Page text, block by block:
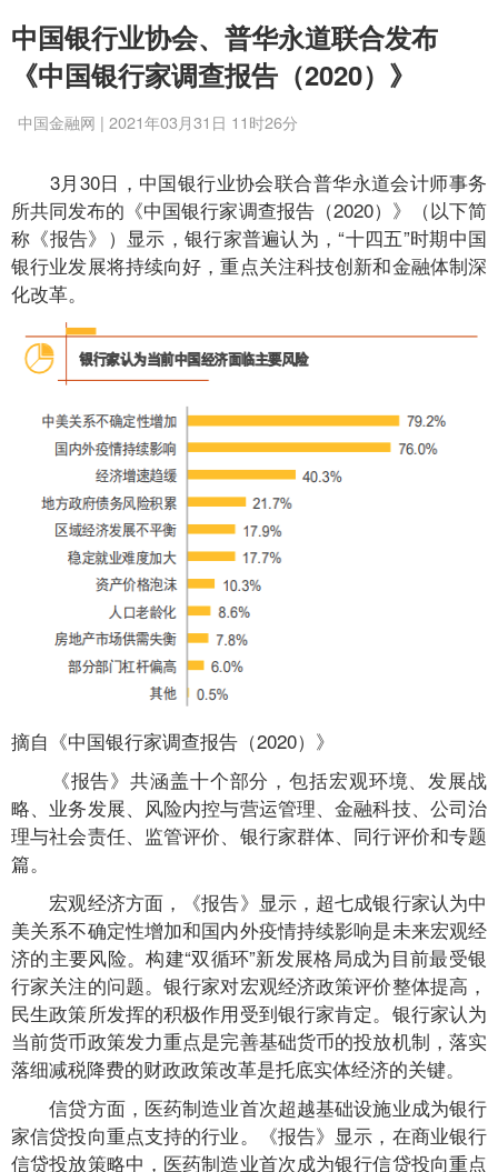
中国银行业协会、普华永道联合发布
《中国银行家调查报告（2020）》
中国金融网 | 2021年03月31日 11时26分
3月30日，中国银行业协会联合普华永道会计师事务
所共同发布的《中国银行家调查报告（2020）》（以下简
称《报告》）显示，银行家普遍认为，“十四五”时期中国
银行业发展将持续向好，重点关注科技创新和金融体制深
化改革。
摘自《中国银行家调查报告（2020）》
《报告》共涵盖十个部分，包括宏观环境、发展战
略、业务发展、风险内控与营运管理、金融科技、公司治
理与社会责任、监管评价、银行家群体、同行评价和专题
篇。
宏观经济方面，《报告》显示，超七成银行家认为中
美关系不确定性增加和国内外疫情持续影响是未来宏观经
济的主要风险。构建“双循环”新发展格局成为目前最受银
行家关注的问题。银行家对宏观经济政策评价整体提高，
民生政策所发挥的积极作用受到银行家肯定。银行家认为
当前货币政策发力重点是完善基础货币的投放机制，落实
落细减税降费的财政政策改革是托底实体经济的关键。
信贷方面，医药制造业首次超越基础设施业成为银行
家信贷投向重点支持的行业。《报告》显示，在商业银行
信贷投放策略中，医药制造业首次成为银行信贷投向重点